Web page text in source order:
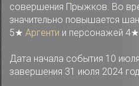
совершения Прыжков. Во
значительно повышается
5★ Аргенти и персонажей
Дата начала события 10
завершения 31 июля 2024